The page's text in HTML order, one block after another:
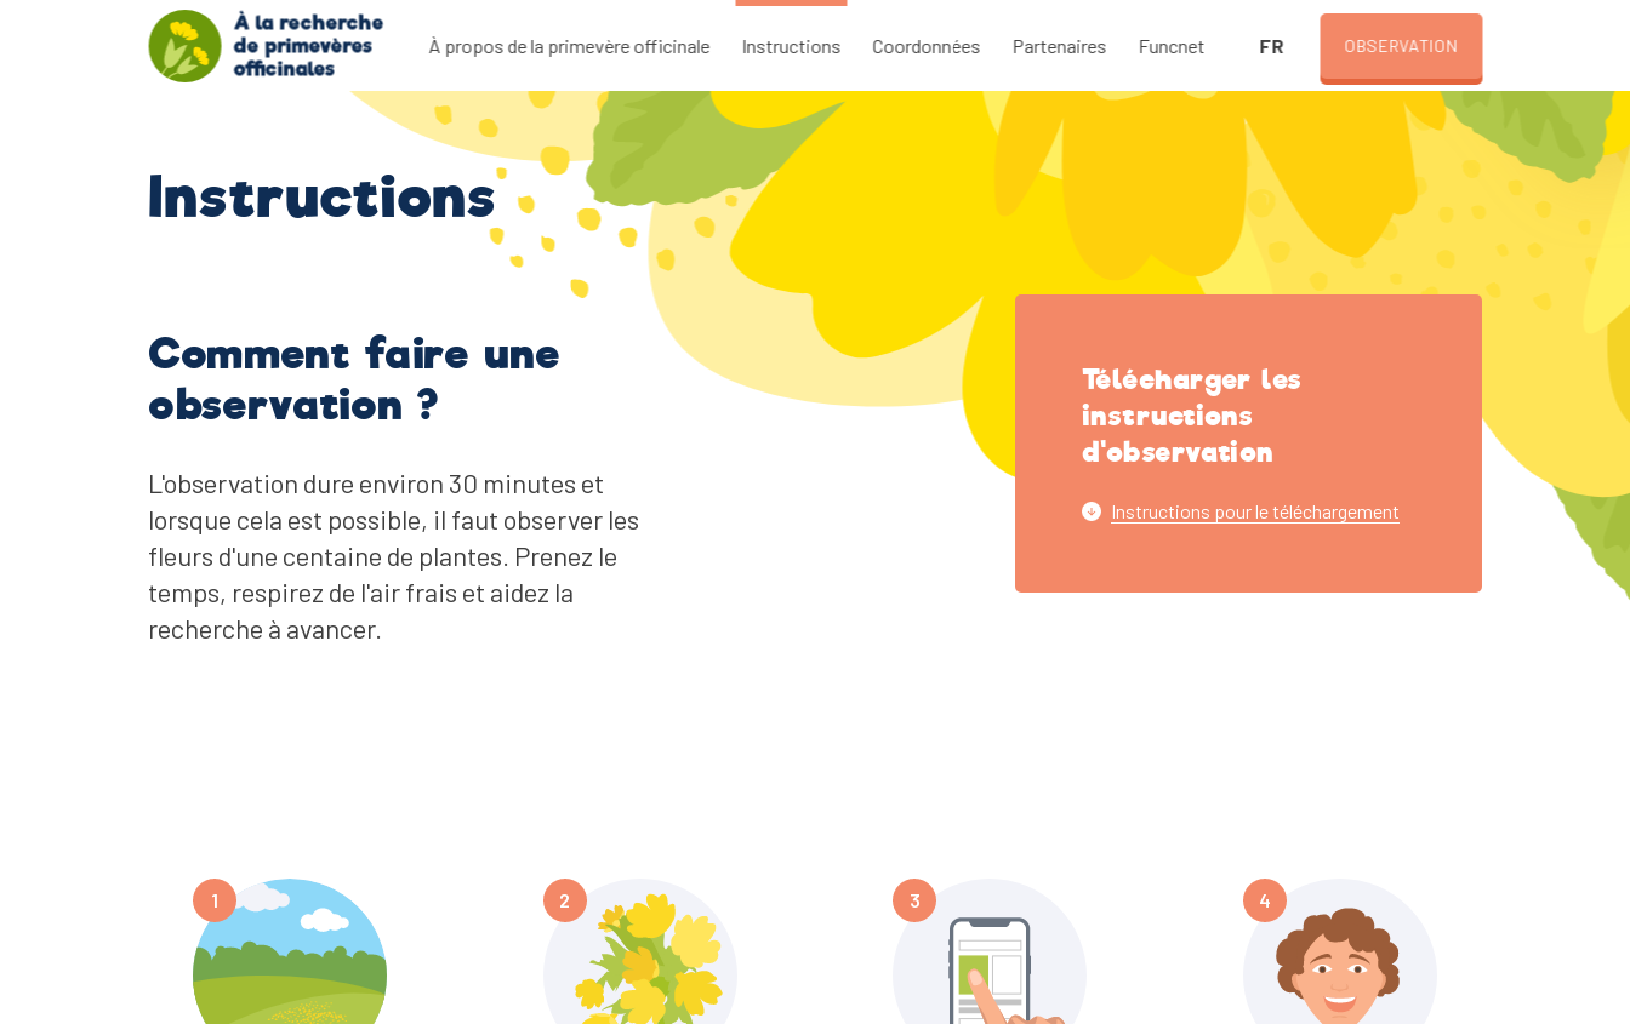
À la recherche
de primevères
officinales
À propos de la primevère officinale Instructions Coordonnées Partenaires Funcnet FR OBSERVATION
Instructions
Comment faire une
observation ?
L'observation dure environ 30 minutes et
lorsque cela est possible, il faut observer les
fleurs d'une centaine de plantes. Prenez le
temps, respirez de l'air frais et aidez la
recherche à avancer.
Télécharger les
instructions
d'observation
Instructions pour le téléchargement